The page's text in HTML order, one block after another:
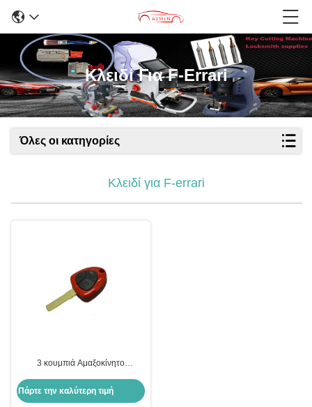
Κλειδί Για F-Errari
Όλες οι κατηγορίες
Κλειδί για F-errari
3 κουμπιά Αμαξοκίνητο
Fob Αντικατάσταση Κλειδί
Απομακρυσμένο Κουτί Ferrari
Πάρτε την καλύτερη τιμή